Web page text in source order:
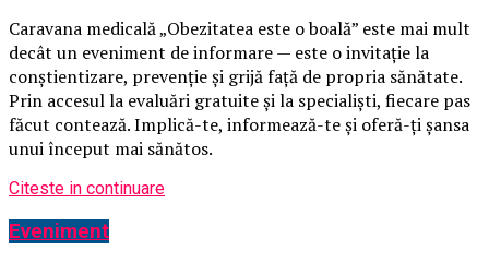
Caravana medicală „Obezitatea este o boală” este mai mult
decât un eveniment de informare — este o invitație la
conștientizare, prevenție și grijă față de propria sănătate.
Prin accesul la evaluări gratuite și la specialiști, fiecare pas
făcut contează. Implică-te, informează-te și oferă-ți șansa
unui început mai sănătos.
Citeste in continuare
Eveniment